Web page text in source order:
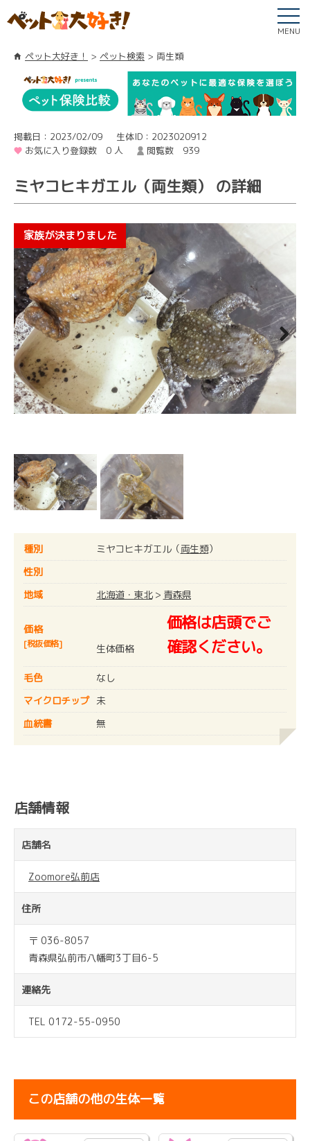
MENU
ペット大好き！ ペット検索 両生類
掲載日：2023/02/09
生体ID：2023020912
お気に入り登録数 0 人
閲覧数 939
ミヤコヒキガエル（両生類） の詳細
Next
種別 ミヤコヒキガエル（両生類）
性別
地域
北海道・東北> 青森県
価格
[税抜価格] 生体価格
価格は店頭でご
確認ください。
毛色
なし
マイクロチップ
未
血統書
無
店舗情報
店舗名
Zoomore弘前店
住所
〒 036-8057
青森県弘前市八幡町3丁目6-5
連絡先
TEL 0172-55-0950
この店舗の他の生体一覧